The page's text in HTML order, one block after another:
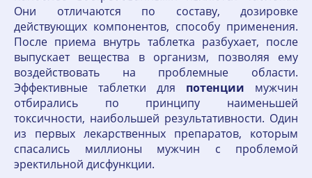
Они отличаются по составу, дозировке
действующих компонентов, способу применения.
После приема внутрь таблетка разбухает, после
выпускает вещества в организм, позволяя ему
воздействовать на проблемные области.
Эффективные таблетки для потенции мужчин
отбирались по принципу наименьшей
токсичности, наибольшей результативности. Один
из первых лекарственных препаратов, которым
спасались миллионы мужчин с проблемой
эректильной дисфункции.